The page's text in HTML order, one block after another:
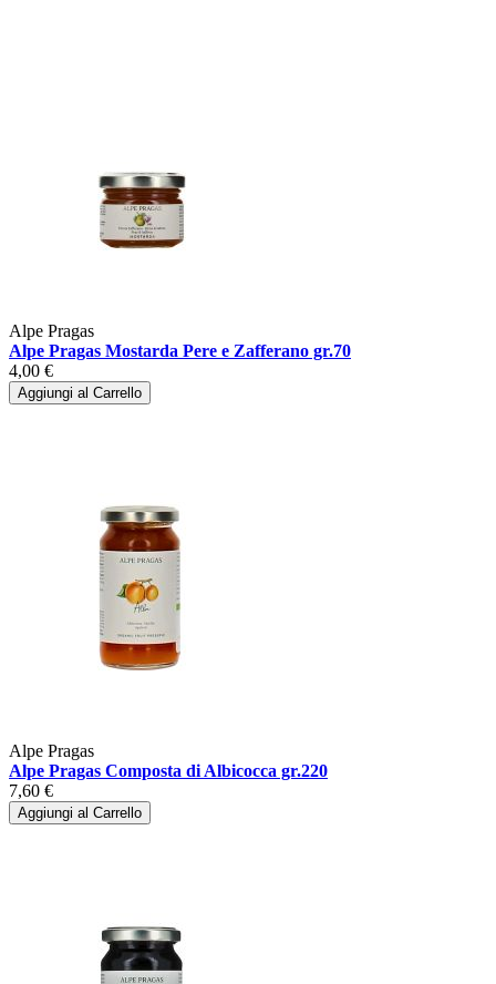
Alpe Pragas
Alpe Pragas Mostarda Pere e Zafferano gr.70
4,00 €
Aggiungi al Carrello
Alpe Pragas
Alpe Pragas Composta di Albicocca gr.220
7,60 €
Aggiungi al Carrello